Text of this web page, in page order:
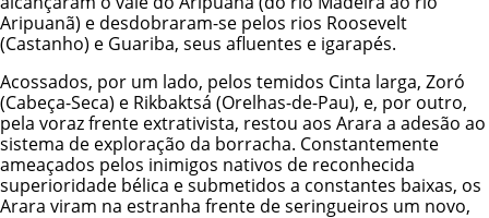
Aripuanã) e desdobraram-se pelos rios Roosevelt
(Castanho) e Guariba, seus afluentes e igarapés.
Acossados, por um lado, pelos temidos Cinta larga, Zoró
(Cabeça-Seca) e Rikbaktsá (Orelhas-de-Pau), e, por outro,
pela voraz frente extrativista, restou aos Arara a adesão ao
sistema de exploração da borracha. Constantemente
ameaçados pelos inimigos nativos de reconhecida
superioridade bélica e submetidos a constantes baixas, os
Arara viram na estranha frente de seringueiros um novo,